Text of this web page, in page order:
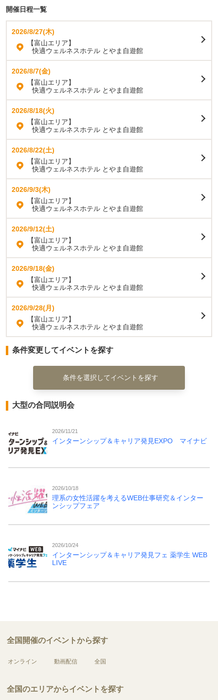
開催日程一覧
2026/8/27(木)
【富山エリア】
快適ウェルネスホテル とやま自遊館
2026/8/7(金)
【富山エリア】
快適ウェルネスホテル とやま自遊館
2026/8/18(火)
【富山エリア】
快適ウェルネスホテル とやま自遊館
2026/8/22(土)
【富山エリア】
快適ウェルネスホテル とやま自遊館
2026/9/3(木)
【富山エリア】
快適ウェルネスホテル とやま自遊館
2026/9/12(土)
【富山エリア】
快適ウェルネスホテル とやま自遊館
2026/9/18(金)
【富山エリア】
快適ウェルネスホテル とやま自遊館
2026/9/28(月)
【富山エリア】
快適ウェルネスホテル とやま自遊館
条件変更してイベントを探す
条件を選択してイベントを探す
大型の合同説明会
2026/11/21
インターンシップ＆キャリア発見EXPO マイナビ
2026/10/18
理系の女性活躍を考えるWEB仕事研究＆インター
ンシップフェア
2026/10/24
インターンシップ＆キャリア発見フェ 薬学生 WEB
LIVE
全国開催のイベントから探す
オンライン 動画配信 全国
全国のエリアからイベントを探す